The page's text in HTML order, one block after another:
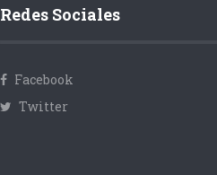
Redes Sociales
Facebook
Twitter